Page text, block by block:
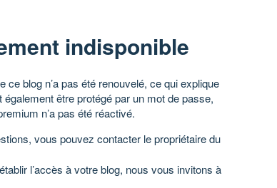
indisponible
ce blog n’a pas été renouvelé, ce qui explique
être protégé par un mot de passe,
n’a pas été réactivé.
vous pouvez contacter le propriétaire du
l’accès à votre blog, nous vous invitons à